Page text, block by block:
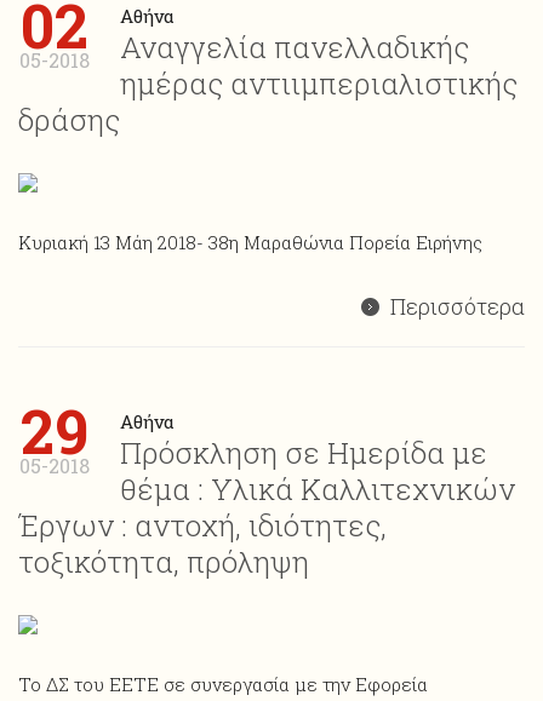
02
05-2018
Αθήνα
Αναγγελία πανελλαδικής
ημέρας αντιιμπεριαλιστικής
δράσης
Κυριακή 13 Μάη 2018- 38η Μαραθώνια Πορεία Ειρήνης
Περισσότερα
29
05-2018
Αθήνα
Πρόσκληση σε Ημερίδα με
θέμα : Υλικά Καλλιτεχνικών
Έργων : αντοχή, ιδιότητες,
τοξικότητα, πρόληψη
Το ΔΣ του ΕΕΤΕ σε συνεργασία με την Εφορεία